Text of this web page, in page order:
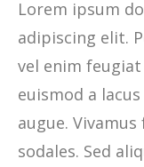
Lorem ipsum
adipiscing elit.
vel enim
euismod a
augue.
sodales. Sed